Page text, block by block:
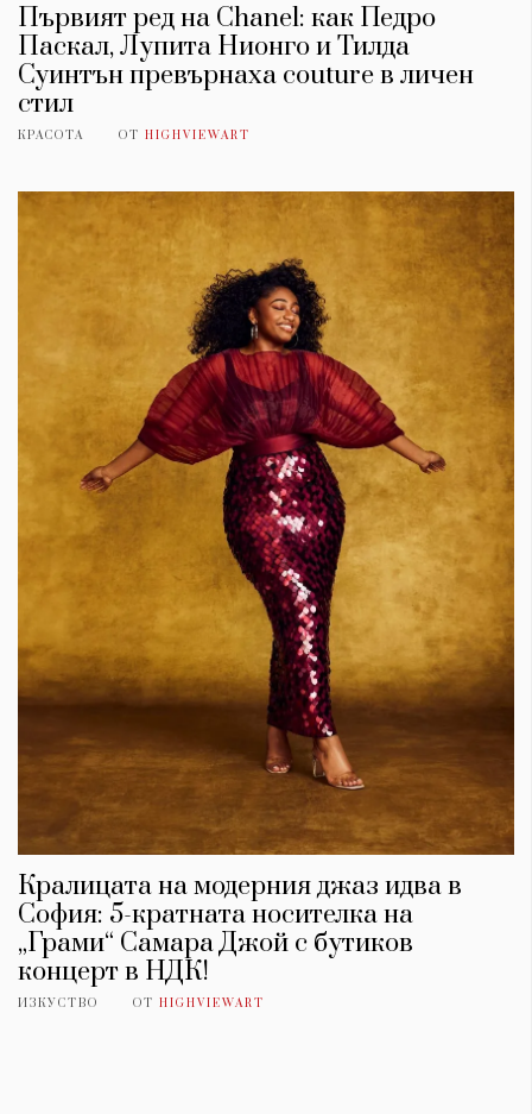
Първият ред на Chanel: как Педро
Паскал, Лупита Нионго и Тилда
Суинтън превърнаха couture в личен
стил
КРАСОТА ОТ HIGHVIEWART
Кралицата на модерния джаз идва в
София: 5-кратната носителка на
„Грами“ Самара Джой с бутиков
концерт в НДК!
ИЗКУСТВО ОТ HIGHVIEWART
КАТЕГОРИИ
Wine&Dine
Подкасти
ЗА НАС
ползване